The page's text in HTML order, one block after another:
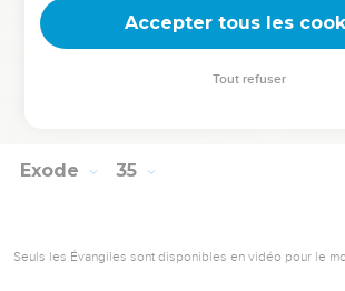
aux enfants d'Israël ce qui lui avait été
Les enfants d'Israël regardaient le
voyait que la peau de son visage rayonnait
Exode 35
Seuls les Évangiles sont disponibles en vidéo pour le
Accepter tous les
Tout refuser